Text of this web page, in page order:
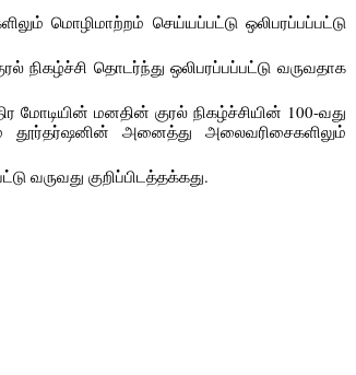
மொழிமாற்றம் செய்யப்பட்டு ஒலிபரப்பப்பட்டு
தொடர்ந்து ஒலிபரப்பப்பட்டு வருவதாக
மோடியின் மனதின் குரல் நிகழ்ச்சியின் 100-வது
அனைத்து அலைவரிசைகளிலும்
வருவது குறிப்பிடத்தக்கது.